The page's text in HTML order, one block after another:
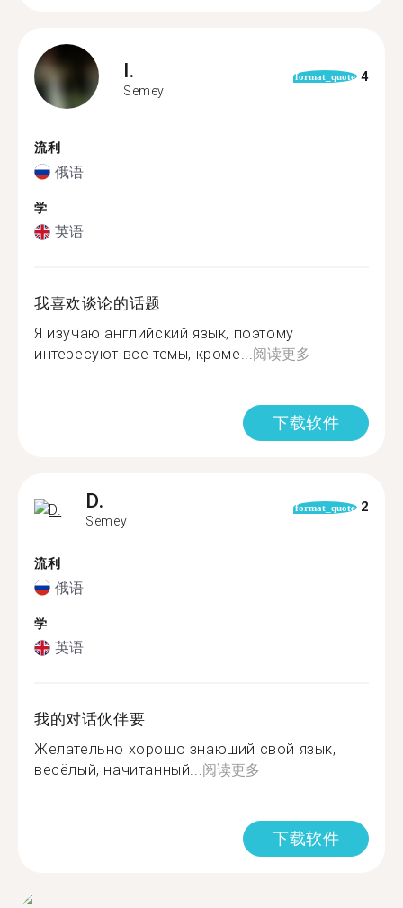
I.
Semey
format_quote 4
流利
俄语
学
英语
我喜欢谈论的话题
Я изучаю английский язык, поэтому
интересуют все темы, кроме...阅读更多
下载软件
D.
Semey
format_quote 2
流利
俄语
学
英语
我的对话伙伴要
Желательно хорошо знающий свой язык,
весёлый, начитанный...阅读更多
下载软件